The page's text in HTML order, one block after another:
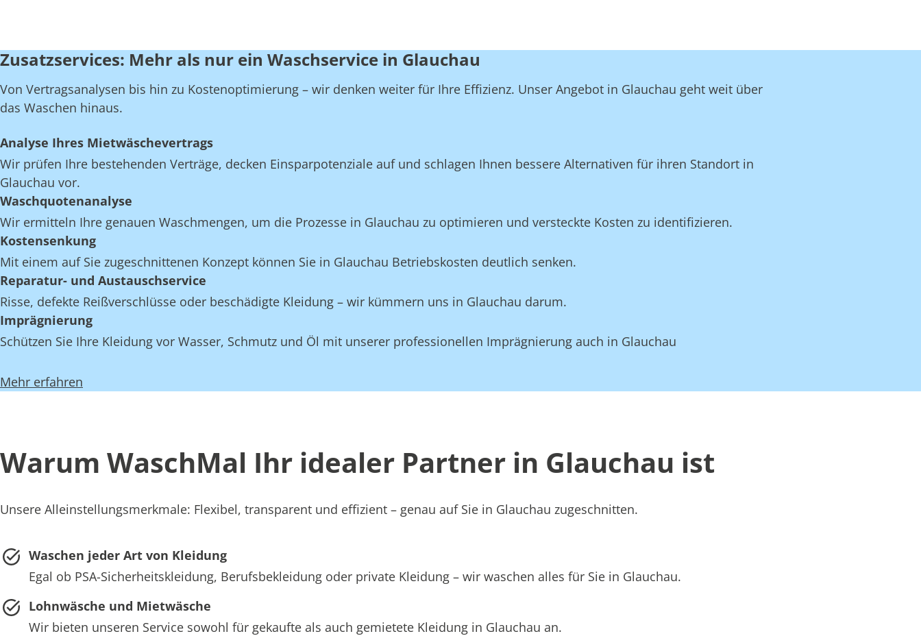
Zusatzservices: Mehr als nur ein Waschservice in Glauchau
Von Vertragsanalysen bis hin zu Kostenoptimierung – wir denken weiter für Ihre Effizienz. Unser Angebot in Glauchau geht weit über
das Waschen hinaus.
Analyse Ihres Mietwäschevertrags
Wir prüfen Ihre bestehenden Verträge, decken Einsparpotenziale auf und schlagen Ihnen bessere Alternativen für ihren Standort in
Glauchau vor.
Waschquotenanalyse
Wir ermitteln Ihre genauen Waschmengen, um die Prozesse in Glauchau zu optimieren und versteckte Kosten zu identifizieren.
Kostensenkung
Mit einem auf Sie zugeschnittenen Konzept können Sie in Glauchau Betriebskosten deutlich senken.
Reparatur- und Austauschservice
Risse, defekte Reißverschlüsse oder beschädigte Kleidung – wir kümmern uns in Glauchau darum.
Imprägnierung
Schützen Sie Ihre Kleidung vor Wasser, Schmutz und Öl mit unserer professionellen Imprägnierung auch in Glauchau
Mehr erfahren
Warum WaschMal Ihr idealer Partner in Glauchau ist
Unsere Alleinstellungsmerkmale: Flexibel, transparent und effizient – genau auf Sie in Glauchau zugeschnitten.
Waschen jeder Art von Kleidung
Egal ob PSA-Sicherheitskleidung, Berufsbekleidung oder private Kleidung – wir waschen alles für Sie in Glauchau.
Lohnwäsche und Mietwäsche
Wir bieten unseren Service sowohl für gekaufte als auch gemietete Kleidung in Glauchau an.